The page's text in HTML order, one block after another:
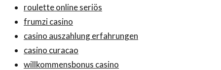
roulette online seriös
frumzi casino
casino auszahlung erfahrungen
casino curacao
willkommensbonus casino